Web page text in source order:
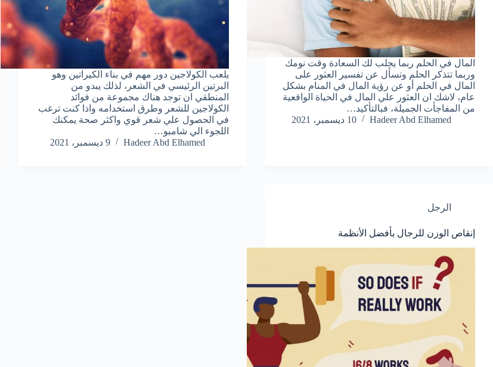
المال في الحلم ربما يجلب لك السعادة وقت نومك
وربما تتذكر الحلم وتسأل عن تفسير العثور على
المال في الحلم أو عن رؤية المال في المنام بشكل
عام، لاشك ان العثور علي المال في الحياة الواقعية
من المفاجأت الجميلة، فبالتأكيد…
Hadeer Abd Elhamed
10 ديسمبر، 2021
يلعب الكولاجين دور مهم في بناء الكيراتين وهو
البرتين الرئيسي في الشعر، لذلك يبدو من
المنطقي ان توجد هناك مجموعة من فوائد
الكولاجين للشعر وطرق استخدامه واذا كنت ترغب
في الحصول علي شعر قوي واكثر صحة يمكنك
اللجوء الي شامبو…
Hadeer Abd Elhamed
9 ديسمبر، 2021
الرجل
إنقاص الوزن للرجال بأفضل الأنظمة